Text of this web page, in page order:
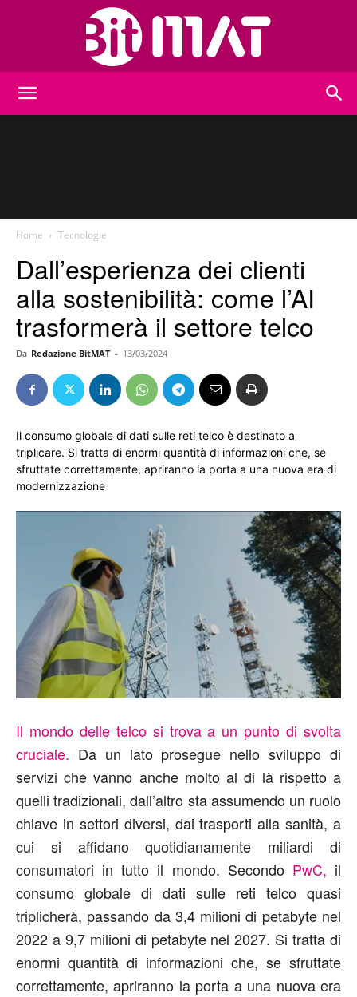
Home Tecnologie
Dall’esperienza dei clienti
alla sostenibilità: come l’AI
trasformerà il settore telco
Da Redazione BitMAT - 13/03/2024
Il consumo globale di dati sulle reti telco è destinato a
triplicare. Si tratta di enormi quantità di informazioni che, se
sfruttate correttamente, apriranno la porta a una nuova era di
modernizzazione
Il mondo delle telco si trova a un punto di svolta
cruciale. Da un lato prosegue nello sviluppo di
servizi che vanno anche molto al di là rispetto a
quelli tradizionali, dall’altro sta assumendo un ruolo
chiave in settori diversi, dai trasporti alla sanità, a
cui si affidano quotidianamente miliardi di
consumatori in tutto il mondo. Secondo PwC, il
consumo globale di dati sulle reti telco quasi
triplicherà, passando da 3,4 milioni di petabyte nel
2022 a 9,7 milioni di petabyte nel 2027. Si tratta di
enormi quantità di informazioni che, se sfruttate
correttamente, apriranno la porta a una nuova era